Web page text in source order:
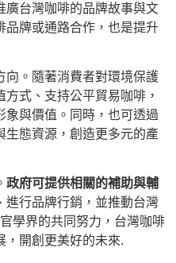
廣台灣咖啡的品牌故事與文
品牌或通路合作，也是提升
向。隨著消費者對環境保護
式、支持公平貿易咖啡，
象與價值。同時，也可透過
生態資源，創造更多元的產
政府可提供相關的補助與輔
進行品牌行銷，並推動台灣
學界的共同努力，台灣咖啡
，開創更美好的未來.